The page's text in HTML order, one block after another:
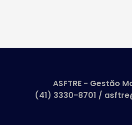
ASFTRE - Gestão
(41) 3330-8701 /